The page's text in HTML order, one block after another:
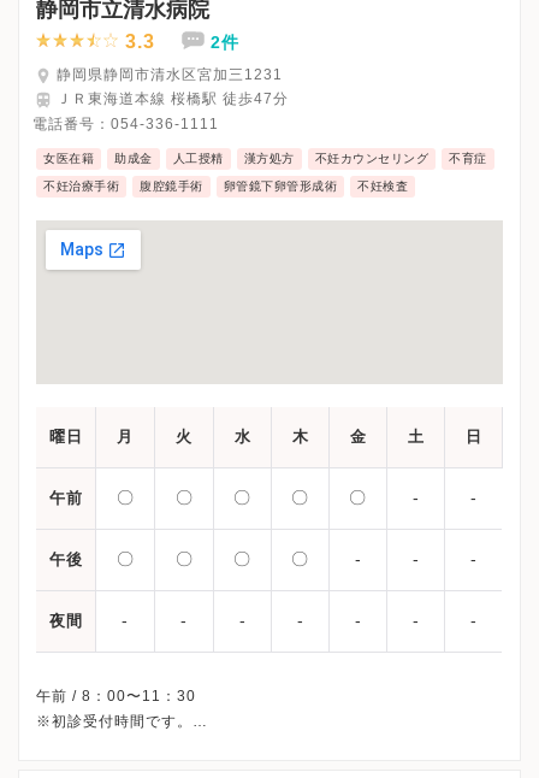
静岡市立清水病院
3.3 2件
静岡県静岡市清水区宮加三1231
ＪＲ東海道本線 桜橋駅 徒歩47分
電話番号： 054-336-1111
女医在籍 助成金 人工授精 漢方処方 不妊カウンセリング 不育症
不妊治療手術 腹腔鏡手術 卵管鏡下卵管形成術 不妊検査
曜日 月 火 水 木 金 土 日
午前 〇 〇 〇 〇 〇 - -
午後 〇 〇 〇 〇 - - -
夜間 - - - - - - -
午前 / 8：00〜11：30
※初診受付時間です。